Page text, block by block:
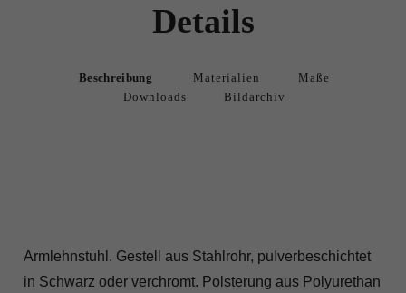
Details
Beschreibung Materialien
Maße
Downloads
Bildarchiv
Armlehnstuhl. Gestell aus Stahlrohr, pulverbeschichtet
in Schwarz oder verchromt. Polsterung aus Polyurethan